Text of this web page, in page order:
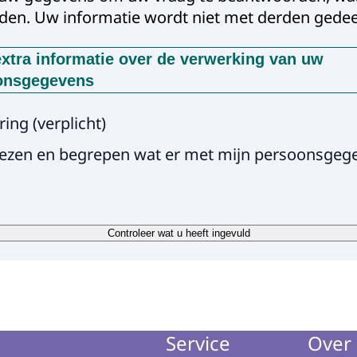
Uw informatie wordt niet met derden
informatie over de verwerking van uw
uw gegevens, met uw toestemming, omdat wij anders
te beantwoorden
worden uw gegevens verwerkt?
beantwoord. Uw gegevens worden niet met
(verplicht)
en begrepen wat er met mijn
Controleer wat u heeft ingevuld
Service Over